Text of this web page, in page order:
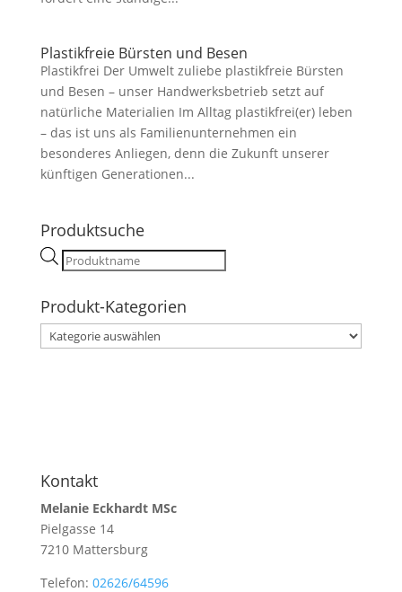
Plastikfreie Bürsten und Besen
Plastikfrei Der Umwelt zuliebe plastikfreie Bürsten
und Besen – unser Handwerksbetrieb setzt auf
natürliche Materialien Im Alltag plastikfrei(er) leben
– das ist uns als Familienunternehmen ein
besonderes Anliegen, denn die Zukunft unserer
künftigen Generationen...
Produktsuche
Products
search
Produkt-Kategorien
Kontakt
Melanie Eckhardt MSc
Pielgasse 14
7210 Mattersburg
Telefon: 02626/64596